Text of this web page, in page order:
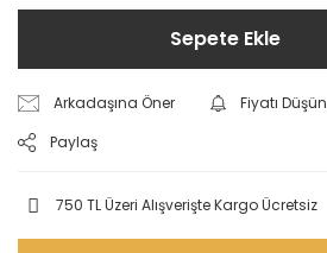
Sepete Ekle
Arkadaşına Öner
Fiyatı
Paylaş
750 TL Üzeri Alışverişte Kargo Ücretsiz